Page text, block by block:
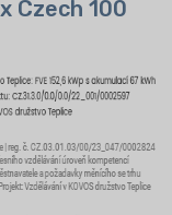
Czech 100